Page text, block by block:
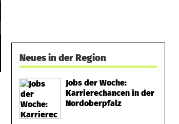
Neues in der Region
Jobs der Woche:
Karrierechancen in der
Nordoberpfalz